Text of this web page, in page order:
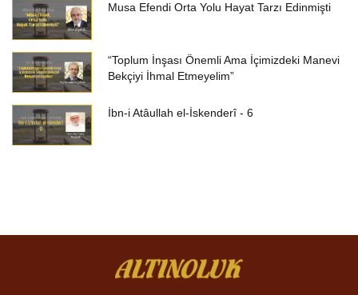
Musa Efendi Orta Yolu Hayat Tarzı Edinmişti
“Toplum İnşası Önemli Ama İçimizdeki Manevi
Bekçiyi İhmal Etmeyelim”
İbn-i Atâullah el-İskenderî - 6